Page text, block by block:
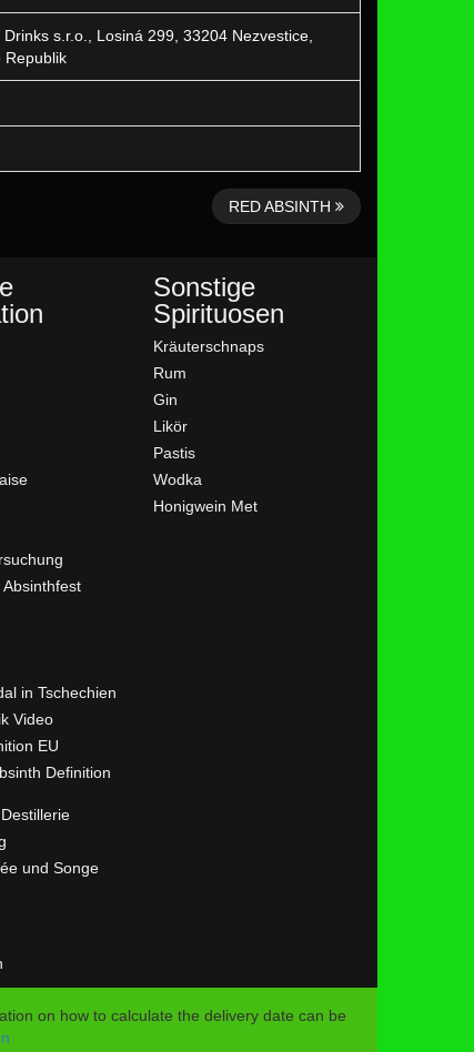
s.r.o., Losiná 299, 33204 Nezvestice,
Republik
RED ABSINTH
in Tschechien
Video
EU
Definition
und Songe
Sonstige
Spirituosen
Kräuterschnaps
Rum
Gin
Likör
Pastis
Wodka
Honigwein Met
on how to calculate the delivery date can be